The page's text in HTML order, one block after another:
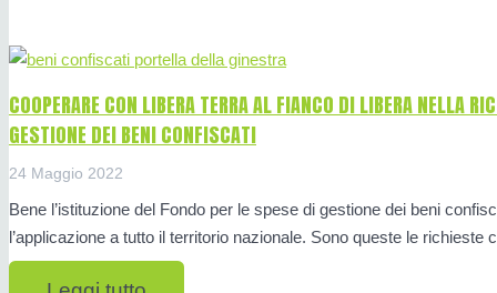
COOPERARE CON LIBERA TERRA AL FIANCO DI LIBERA NELLA
GESTIONE DEI BENI CONFISCATI
24 Maggio 2022
Bene l’istituzione del Fondo per le spese di gestione dei beni
l’applicazione a tutto il territorio nazionale. Sono queste le richieste